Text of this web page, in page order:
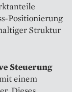
Positionierung
Struktur
Steuerung
einem